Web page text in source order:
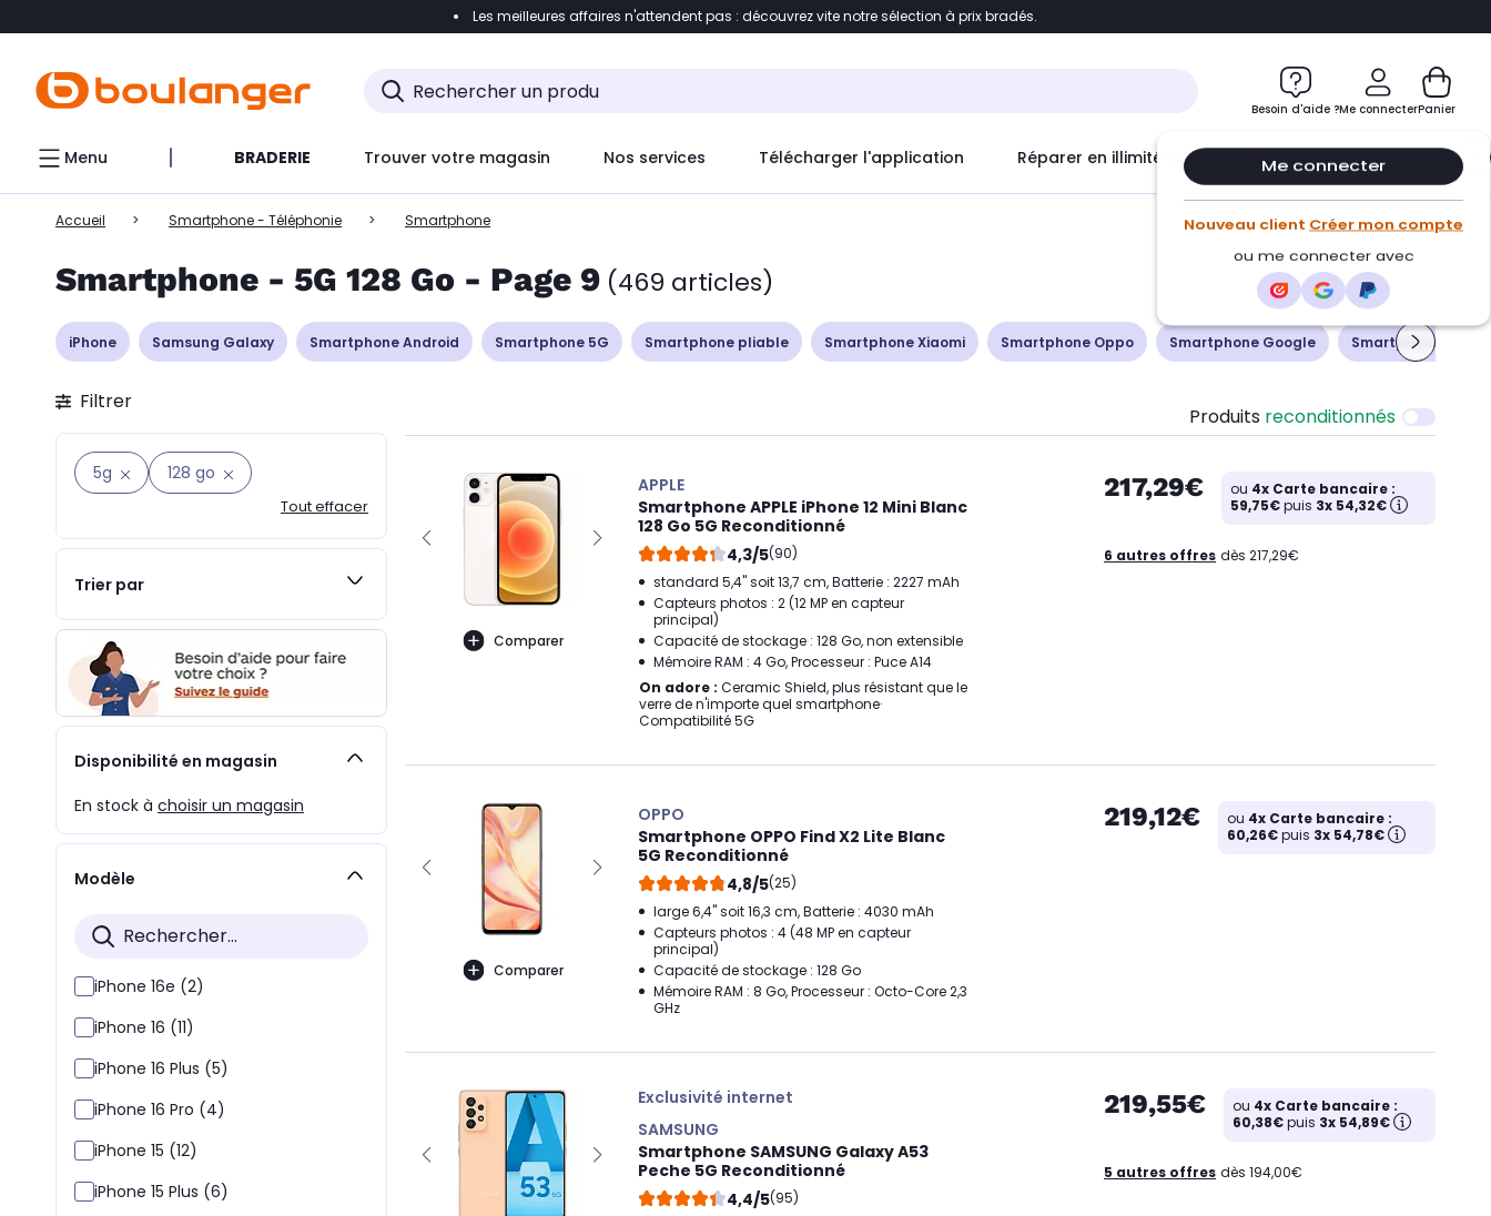
Accéder directement à la liste des produits Accéder directement au contenu
Accéder directement au chatbot
Les meilleures affaires n'attendent pas : découvrez vite notre sélection à prix bradés.
Besoin d'aide ?Me connecter
Me connecter
Créer mon compte
ou me connecter avec
Panier
Menu BRADERIE Trouver votre magasin Nos services Télécharger l'application Réparer en illimité avec Le Club Infinity
Accueil Smartphone - Téléphonie Smartphone
Smartphone - 5G 128 Go - Page 9 (469 articles)
iPhone Samsung Galaxy Smartphone Android Smartphone 5G Smartphone pliable Smartphone Xiaomi Smartphone Oppo Smartphone Google Smartphone Sony
Filtrer
5g 128 go
Tout effacer
Trier par
Disponibilité en magasin
En stock à choisir un magasin
Modèle
iPhone 16e (2)
iPhone 16 (11)
iPhone 16 Plus (5)
iPhone 16 Pro (4)
iPhone 15 (12)
iPhone 15 Plus (6)
Produits reconditionnés
Comparer
APPLE
Smartphone APPLE iPhone 12 Mini Blanc
128 Go 5G Reconditionné
4,3/5(90)
standard 5,4" soit 13,7 cm, Batterie : 2227 mAh
Capteurs photos : 2 (12 MP en capteur
principal)
Capacité de stockage : 128 Go, non extensible
Mémoire RAM : 4 Go, Processeur : Puce A14
On adore : Ceramic Shield, plus résistant que le
verre de n'importe quel smartphone·
Compatibilité 5G
217,29€ ou 4x Carte bancaire :
59,75€puis 3x 54,32€
6 autres offres dès 217,29€
Comparer
OPPO
Smartphone OPPO Find X2 Lite Blanc
5G Reconditionné
4,8/5(25)
large 6,4" soit 16,3 cm, Batterie : 4030 mAh
Capteurs photos : 4 (48 MP en capteur
principal)
Capacité de stockage : 128 Go
Mémoire RAM : 8 Go, Processeur : Octo-Core 2,3
GHz
219,12€ ou 4x Carte bancaire :
60,26€puis 3x 54,78€
Exclusivité internet
SAMSUNG
Smartphone SAMSUNG Galaxy A53
Peche 5G Reconditionné
4,4/5(95)
219,55€ ou 4x Carte bancaire :
60,38€puis 3x 54,89€
5 autres offres dès 194,00€